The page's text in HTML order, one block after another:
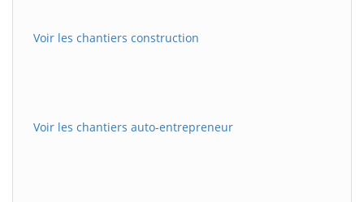
Voir les chantiers construction
Voir les chantiers auto-entrepreneur